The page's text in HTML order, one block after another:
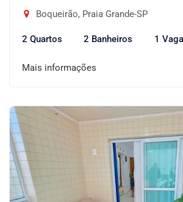
Boqueirão, Praia Grande-SP
2 Quartos 2 Banheiros 1 Vaga
Mais informações